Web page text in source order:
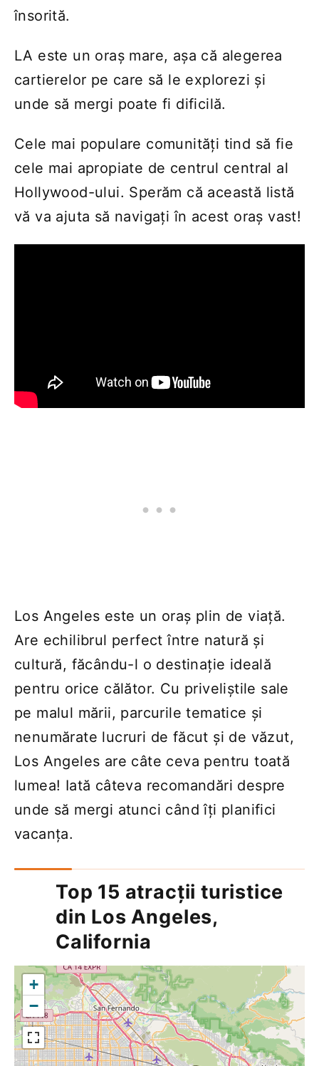
însorită.
LA este un oraș mare, așa că alegerea
cartierelor pe care să le explorezi și
unde să mergi poate fi dificilă.
Cele mai populare comunități tind să fie
cele mai apropiate de centrul central al
Hollywood-ului. Sperăm că această listă
vă va ajuta să navigați în acest oraș vast!
Los Angeles este un oraș plin de viață.
Are echilibrul perfect între natură și
cultură, făcându-l o destinație ideală
pentru orice călător. Cu priveliștile sale
pe malul mării, parcurile tematice și
nenumărate lucruri de făcut și de văzut,
Los Angeles are câte ceva pentru toată
lumea! Iată câteva recomandări despre
unde să mergi atunci când îți planifici
vacanța.
Top 15 atracții turistice
din Los Angeles,
California
+
−